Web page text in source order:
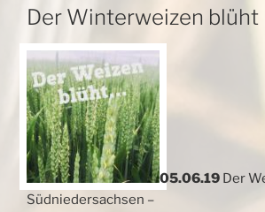
AM
Der Winterweizen blüht
05.06.19 Der
Südniedersachsen –